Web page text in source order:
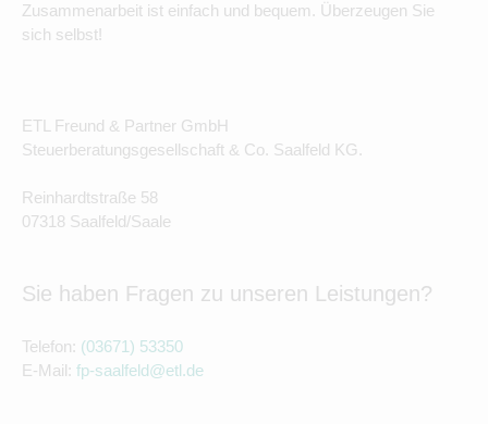
Zusammenarbeit ist einfach und bequem. Überzeugen Sie
sich selbst!
ETL Freund & Partner GmbH
Steuerberatungsgesellschaft & Co. Saalfeld KG.
Reinhardtstraße 58
07318 Saalfeld/Saale
Sie haben Fragen zu unseren Leistungen?
Telefon: (03671) 53350
E-Mail: fp-saalfeld@etl.de